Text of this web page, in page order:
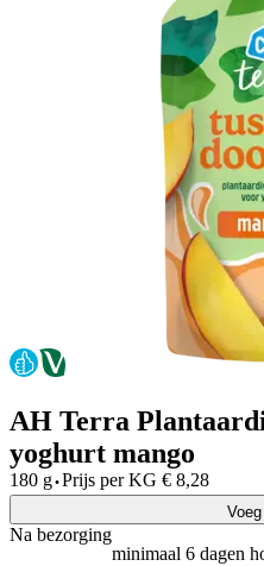
AH Terra
yoghurt mango
180 g·Prijs per KG € 8,28
Na bezorging
minimaal 6 dagen